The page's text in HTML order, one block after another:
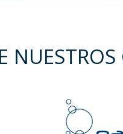
NUESTROS